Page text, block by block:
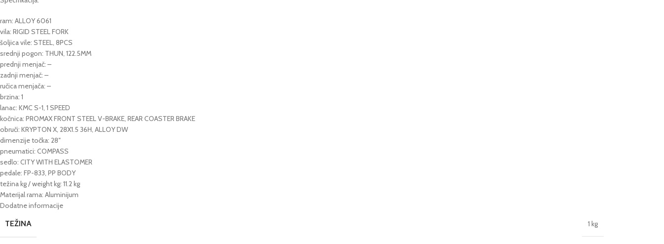
ram: ALLOY 6061
vila: RIGID STEEL FORK
šoljica vile: STEEL, 8PCS
srednji pogon: THUN, 122.5MM
prednji menjač: –
zadnji menjač: –
ručica menjača: –
brzina: 1
lanac: KMC S-1, 1 SPEED
kočnica: PROMAX FRONT STEEL V-BRAKE, REAR COASTER BRAKE
obruči: KRYPTON X, 28X1.5 36H, ALLOY DW
dimenzije točka: 28″
pneumatici: COMPASS
sedlo: CITY WITH ELASTOMER
pedale: FP-833, PP BODY
težina kg / weight kg: 11.2 kg
Materijal rama: Aluminijum
Dodatne informacije
TEŽINA 1 kg